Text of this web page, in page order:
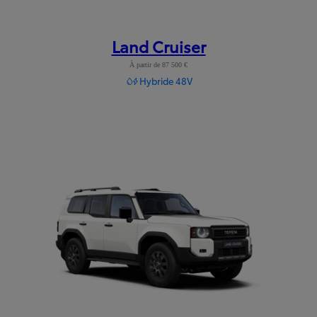
Land Cruiser
À partir de 87 500 €
Hybride 48V